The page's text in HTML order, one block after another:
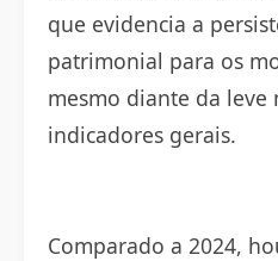
que evidencia a
patrimonial para os
mesmo diante da leve
indicadores gerais.
Comparado a 2024,